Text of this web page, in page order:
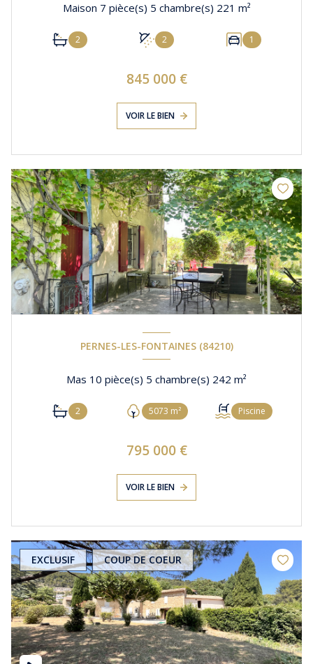
Maison 7 pièce(s) 5 chambre(s) 221 m²
2 2 1
845 000 €
VOIR LE BIEN
PERNES-LES-FONTAINES (84210)
Mas 10 pièce(s) 5 chambre(s) 242 m²
2 5073 m² Piscine
795 000 €
VOIR LE BIEN
EXCLUSIF COUP DE COEUR